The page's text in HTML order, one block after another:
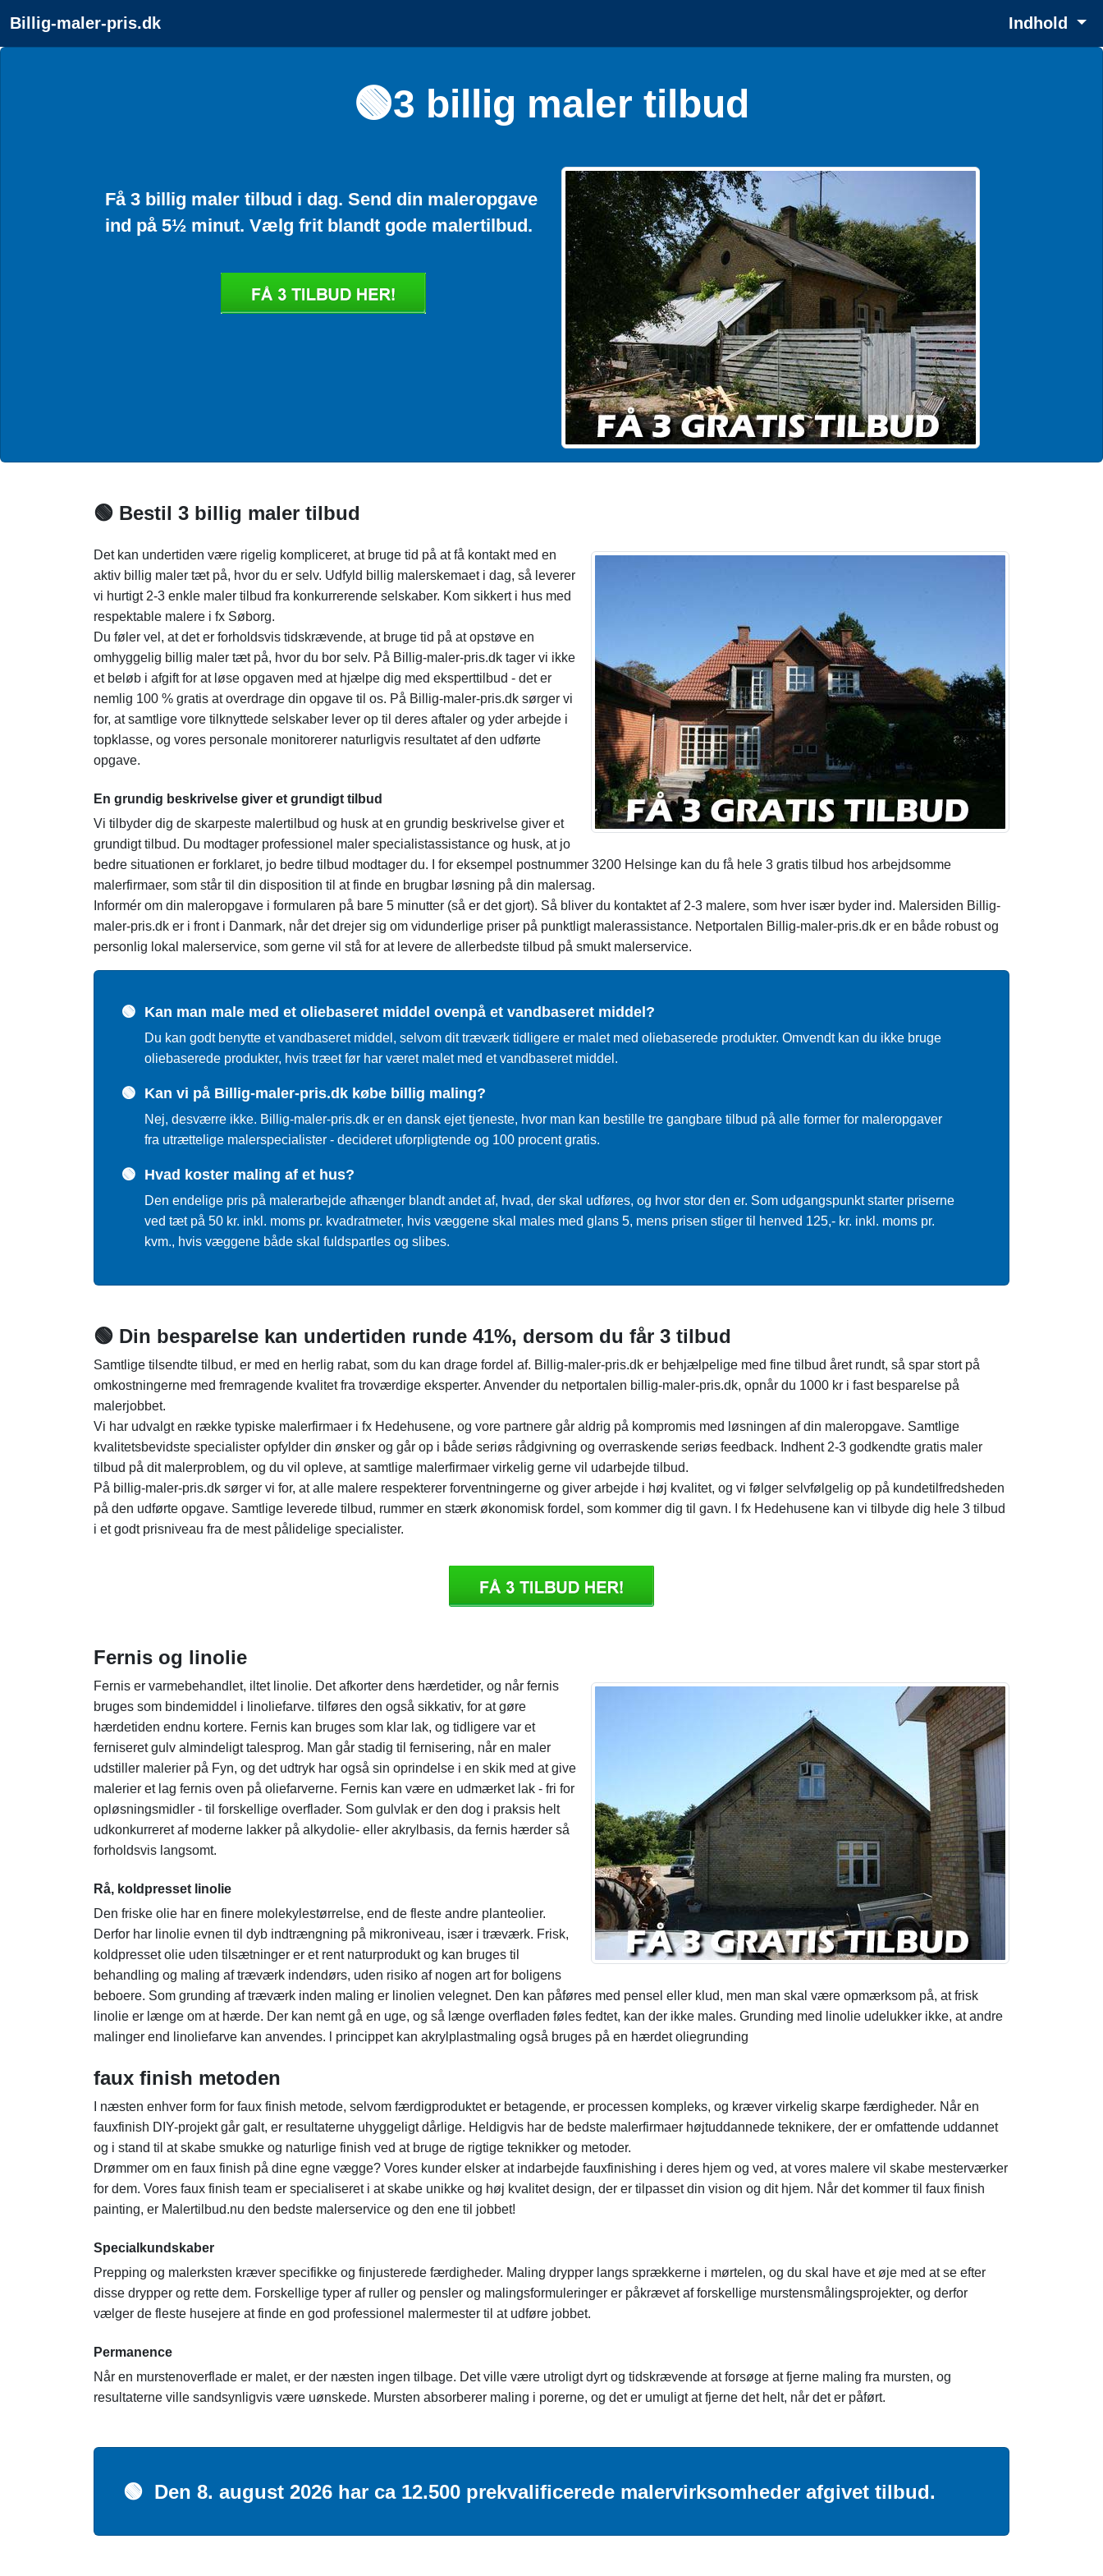
Billig-maler-pris.dk Indhold
🟢3 billig maler tilbud
Få 3 billig maler tilbud i dag. Send din maleropgave
ind på 5½ minut. Vælg frit blandt gode malertilbud.
🟢 Bestil 3 billig maler tilbud
Det kan undertiden være rigelig kompliceret, at bruge tid på at få kontakt med en
aktiv billig maler tæt på, hvor du er selv. Udfyld billig malerskemaet i dag, så leverer
vi hurtigt 2-3 enkle maler tilbud fra konkurrerende selskaber. Kom sikkert i hus med
respektable malere i fx Søborg.
Du føler vel, at det er forholdsvis tidskrævende, at bruge tid på at opstøve en
omhyggelig billig maler tæt på, hvor du bor selv. På Billig-maler-pris.dk tager vi ikke
et beløb i afgift for at løse opgaven med at hjælpe dig med eksperttilbud - det er
nemlig 100 % gratis at overdrage din opgave til os. På Billig-maler-pris.dk sørger vi
for, at samtlige vore tilknyttede selskaber lever op til deres aftaler og yder arbejde i
topklasse, og vores personale monitorerer naturligvis resultatet af den udførte
opgave.
En grundig beskrivelse giver et grundigt tilbud
Vi tilbyder dig de skarpeste malertilbud og husk at en grundig beskrivelse giver et
grundigt tilbud. Du modtager professionel maler specialistassistance og husk, at jo
bedre situationen er forklaret, jo bedre tilbud modtager du. I for eksempel postnummer 3200 Helsinge kan du få hele 3 gratis tilbud hos arbejdsomme
malerfirmaer, som står til din disposition til at finde en brugbar løsning på din malersag.
Informér om din maleropgave i formularen på bare 5 minutter (så er det gjort). Så bliver du kontaktet af 2-3 malere, som hver især byder ind. Malersiden Billig-
maler-pris.dk er i front i Danmark, når det drejer sig om vidunderlige priser på punktligt malerassistance. Netportalen Billig-maler-pris.dk er en både robust og
personlig lokal malerservice, som gerne vil stå for at levere de allerbedste tilbud på smukt malerservice.
🟢 Kan man male med et oliebaseret middel ovenpå et vandbaseret middel?
Du kan godt benytte et vandbaseret middel, selvom dit træværk tidligere er malet med oliebaserede produkter. Omvendt kan du ikke bruge
oliebaserede produkter, hvis træet før har været malet med et vandbaseret middel.
🟢 Kan vi på Billig-maler-pris.dk købe billig maling?
Nej, desværre ikke. Billig-maler-pris.dk er en dansk ejet tjeneste, hvor man kan bestille tre gangbare tilbud på alle former for maleropgaver
fra utrættelige malerspecialister - decideret uforpligtende og 100 procent gratis.
🟢 Hvad koster maling af et hus?
Den endelige pris på malerarbejde afhænger blandt andet af, hvad, der skal udføres, og hvor stor den er. Som udgangspunkt starter priserne
ved tæt på 50 kr. inkl. moms pr. kvadratmeter, hvis væggene skal males med glans 5, mens prisen stiger til henved 125,- kr. inkl. moms pr.
kvm., hvis væggene både skal fuldspartles og slibes.
🟢 Din besparelse kan undertiden runde 41%, dersom du får 3 tilbud
Samtlige tilsendte tilbud, er med en herlig rabat, som du kan drage fordel af. Billig-maler-pris.dk er behjælpelige med fine tilbud året rundt, så spar stort på
omkostningerne med fremragende kvalitet fra troværdige eksperter. Anvender du netportalen billig-maler-pris.dk, opnår du 1000 kr i fast besparelse på
malerjobbet.
Vi har udvalgt en række typiske malerfirmaer i fx Hedehusene, og vore partnere går aldrig på kompromis med løsningen af din maleropgave. Samtlige
kvalitetsbevidste specialister opfylder din ønsker og går op i både seriøs rådgivning og overraskende seriøs feedback. Indhent 2-3 godkendte gratis maler
tilbud på dit malerproblem, og du vil opleve, at samtlige malerfirmaer virkelig gerne vil udarbejde tilbud.
På billig-maler-pris.dk sørger vi for, at alle malere respekterer forventningerne og giver arbejde i høj kvalitet, og vi følger selvfølgelig op på kundetilfredsheden
på den udførte opgave. Samtlige leverede tilbud, rummer en stærk økonomisk fordel, som kommer dig til gavn. I fx Hedehusene kan vi tilbyde dig hele 3 tilbud
i et godt prisniveau fra de mest pålidelige specialister.
Fernis og linolie
Fernis er varmebehandlet, iltet linolie. Det afkorter dens hærdetider, og når fernis
bruges som bindemiddel i linoliefarve. tilføres den også sikkativ, for at gøre
hærdetiden endnu kortere. Fernis kan bruges som klar lak, og tidligere var et
ferniseret gulv almindeligt talesprog. Man går stadig til fernisering, når en maler
udstiller malerier på Fyn, og det udtryk har også sin oprindelse i en skik med at give
malerier et lag fernis oven på oliefarverne. Fernis kan være en udmærket lak - fri for
opløsningsmidler - til forskellige overflader. Som gulvlak er den dog i praksis helt
udkonkurreret af moderne lakker på alkydolie- eller akrylbasis, da fernis hærder så
forholdsvis langsomt.
Rå, koldpresset linolie
Den friske olie har en finere molekylestørrelse, end de fleste andre planteolier.
Derfor har linolie evnen til dyb indtrængning på mikroniveau, især i træværk. Frisk,
koldpresset olie uden tilsætninger er et rent naturprodukt og kan bruges til
behandling og maling af træværk indendørs, uden risiko af nogen art for boligens
beboere. Som grunding af træværk inden maling er linolien velegnet. Den kan påføres med pensel eller klud, men man skal være opmærksom på, at frisk
linolie er længe om at hærde. Der kan nemt gå en uge, og så længe overfladen føles fedtet, kan der ikke males. Grunding med linolie udelukker ikke, at andre
malinger end linoliefarve kan anvendes. l princippet kan akrylplastmaling også bruges på en hærdet oliegrunding
faux finish metoden
I næsten enhver form for faux finish metode, selvom færdigproduktet er betagende, er processen kompleks, og kræver virkelig skarpe færdigheder. Når en
fauxfinish DIY-projekt går galt, er resultaterne uhyggeligt dårlige. Heldigvis har de bedste malerfirmaer højtuddannede teknikere, der er omfattende uddannet
og i stand til at skabe smukke og naturlige finish ved at bruge de rigtige teknikker og metoder.
Drømmer om en faux finish på dine egne vægge? Vores kunder elsker at indarbejde fauxfinishing i deres hjem og ved, at vores malere vil skabe mesterværker
for dem. Vores faux finish team er specialiseret i at skabe unikke og høj kvalitet design, der er tilpasset din vision og dit hjem. Når det kommer til faux finish
painting, er Malertilbud.nu den bedste malerservice og den ene til jobbet!
Specialkundskaber
Prepping og malerksten kræver specifikke og finjusterede færdigheder. Maling drypper langs sprækkerne i mørtelen, og du skal have et øje med at se efter
disse drypper og rette dem. Forskellige typer af ruller og pensler og malingsformuleringer er påkrævet af forskellige murstensmålingsprojekter, og derfor
vælger de fleste husejere at finde en god professionel malermester til at udføre jobbet.
Permanence
Når en murstenoverflade er malet, er der næsten ingen tilbage. Det ville være utroligt dyrt og tidskrævende at forsøge at fjerne maling fra mursten, og
resultaterne ville sandsynligvis være uønskede. Mursten absorberer maling i porerne, og det er umuligt at fjerne det helt, når det er påført.
🟢 Den 8. august 2026 har ca 12.500 prekvalificerede malervirksomheder afgivet tilbud.